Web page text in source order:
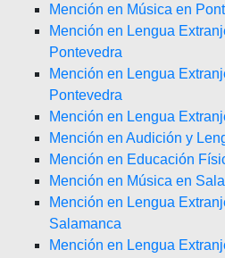
Mención en Música en
Mención en Lengua
Pontevedra
Mención en Lengua
Pontevedra
Mención en Lengua
Mención en Audición y
Mención en Educación
Mención en Música en
Mención en Lengua
Salamanca
Mención en Lengua